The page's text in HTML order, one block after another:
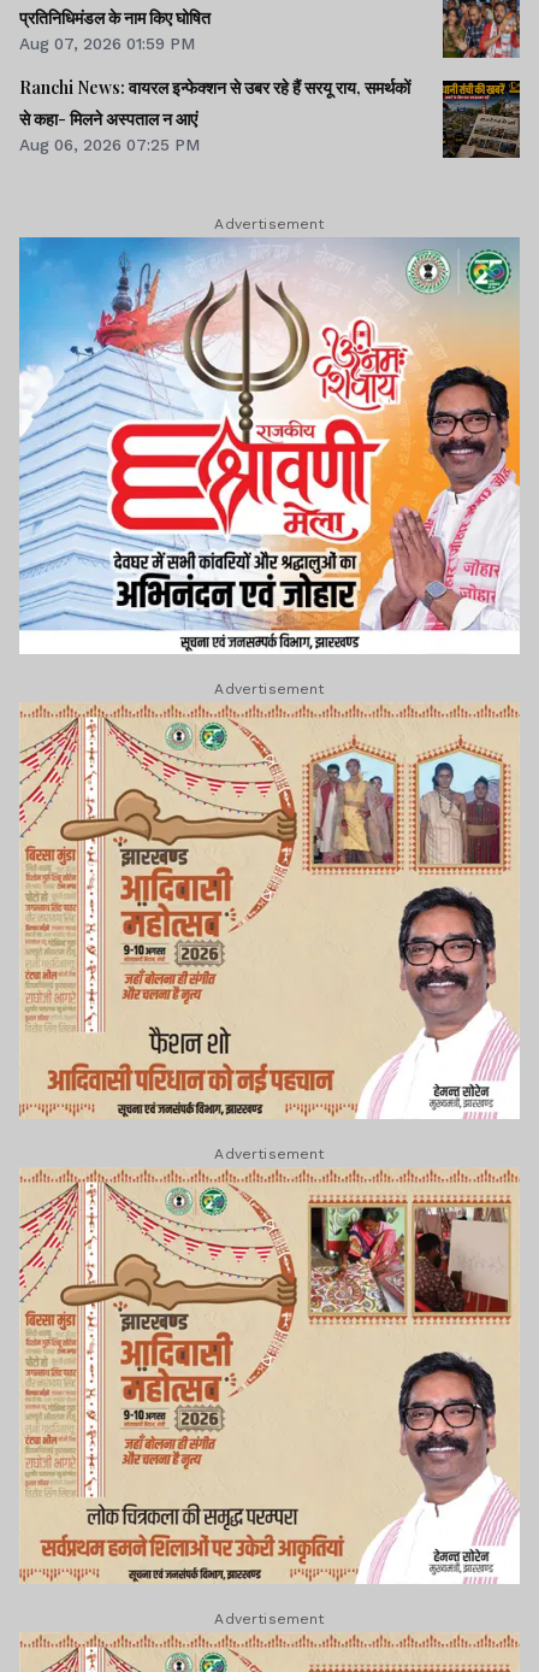
प्रतिनिधिमंडल के नाम किए घोषित
Aug 07, 2026 01:59 PM
Ranchi News: वायरल इन्फेक्शन से उबर रहे हैं सरयू राय, समर्थकों
से कहा- मिलने अस्पताल न आएं
Aug 06, 2026 07:25 PM
Advertisement
Advertisement
Advertisement
Advertisement